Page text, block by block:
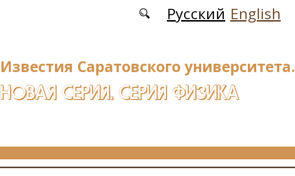
Русский English
Известия Саратовского университета.
НОВАЯ СЕРИЯ. СЕРИЯ ФИЗИКА